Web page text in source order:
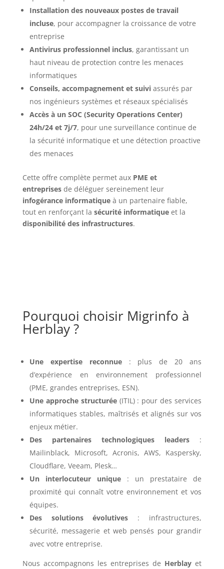
Installation des nouveaux postes de travail
incluse, pour accompagner la croissance de votre
entreprise
Antivirus professionnel inclus, garantissant un
haut niveau de protection contre les menaces
informatiques
Conseils, accompagnement et suiviassurés par
nos ingénieurs systèmes et réseaux spécialisés
Accès à un SOC (Security Operations Center)
24h/24 et 7j/7, pour une surveillance continue de
la sécurité informatique et une détection proactive
des menaces
Cette offre complète permet aux PME et
entreprisesde déléguer sereinement leur
infogérance informatiqueà un partenaire fiable,
tout en renforçant la sécurité informatiqueet la
disponibilité des infrastructures.
Pourquoi choisir Migrinfo à
Herblay ?
Une expertise reconnue: plus de 20 ans
d’expérience en environnement professionnel
(PME, grandes entreprises, ESN).
Une approche structurée(ITIL) : pour des services
informatiques stables, maîtrisés et alignés sur vos
enjeux métier.
Des partenaires technologiques leaders :
Mailinblack, Microsoft, Acronis, AWS, Kaspersky,
Cloudflare, Veeam, Plesk…
Un interlocuteur unique: un prestataire de
proximité qui connaît votre environnement et vos
équipes.
Des solutions évolutives : infrastructures,
sécurité, messagerie et web pensés pour grandir
avec votre entreprise.
Nous accompagnons les entreprises de Herblay et